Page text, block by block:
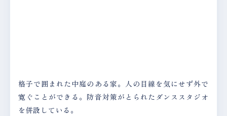
格子で囲まれた中庭のある家。人の目線を気にせず外で
寛ぐことができる。防音対策がとられたダンススタジオ
を併設している。